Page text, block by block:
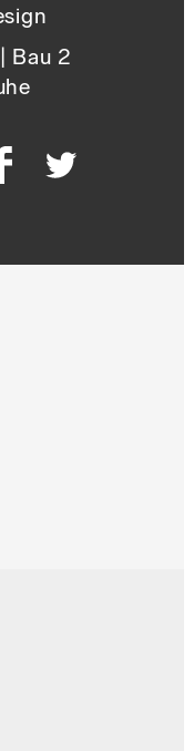
Bau 2